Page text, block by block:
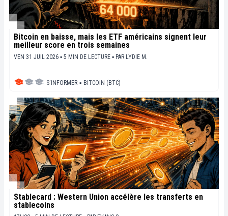
Bitcoin en baisse, mais les ETF américains signent leur
meilleur score en trois semaines
VEN 31 JUIL 2026 ▪ 5 MIN DE LECTURE ▪ PAR LYDIE M.
S'INFORMER ▪ BITCOIN (BTC)
Stablecard : Western Union accélère les transferts en
stablecoins